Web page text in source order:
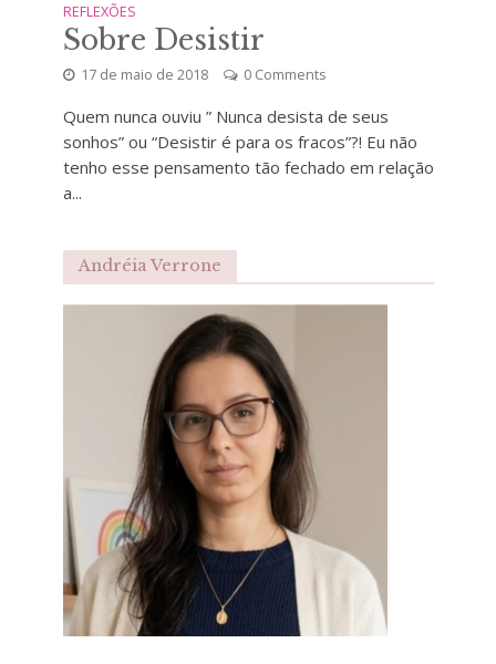
REFLEXÕES
Sobre Desistir
17 de maio de 2018 0 Comments
Quem nunca ouviu ” Nunca desista de seus
sonhos” ou “Desistir é para os fracos”?! Eu não
tenho esse pensamento tão fechado em relação
a...
Andréia Verrone